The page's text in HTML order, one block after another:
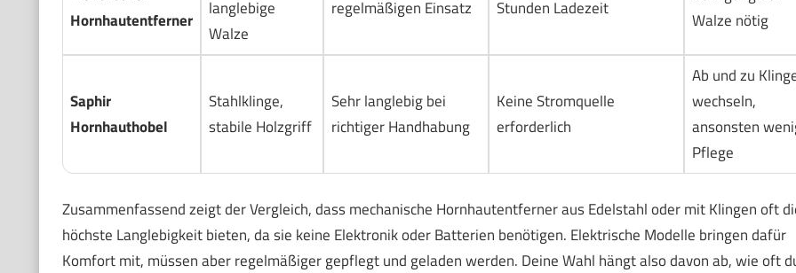
Hornhautentferner
langlebige
Walze
regelmäßigen Einsatz
Stunden Ladezeit
Walze nötig
Saphir
Hornhauthobel
Stahlklinge,
stabile Holzgriff
Sehr langlebig bei
richtiger Handhabung
Keine Stromquelle
erforderlich
Ab und zu
wechseln,
ansonsten
Pflege
Zusammenfassend zeigt der Vergleich, dass mechanische Hornhautentferner aus Edelstahl oder mit Klingen oft
höchste Langlebigkeit bieten, da sie keine Elektronik oder Batterien benötigen. Elektrische Modelle bringen dafür
Komfort mit, müssen aber regelmäßiger gepflegt und geladen werden. Deine Wahl hängt also davon ab, wie oft